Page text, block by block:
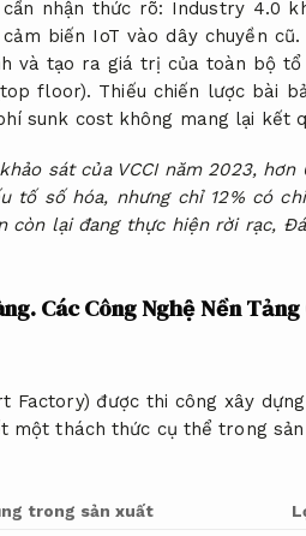
nhận thức rõ: Industry 4.0
biến IoT vào dây chuyền
và tạo ra giá trị của toàn bộ
floor). Thiếu chiến lược bài
sunk cost không mang lại kết
sát của VCCI năm 2023,
tố số hóa, nhưng chỉ 12% có
còn lại đang thực hiện rời rạc,
Các Công Nghệ Nền
Factory) được thi công xây
một thách thức cụ thể trong sản
trong sản xuất